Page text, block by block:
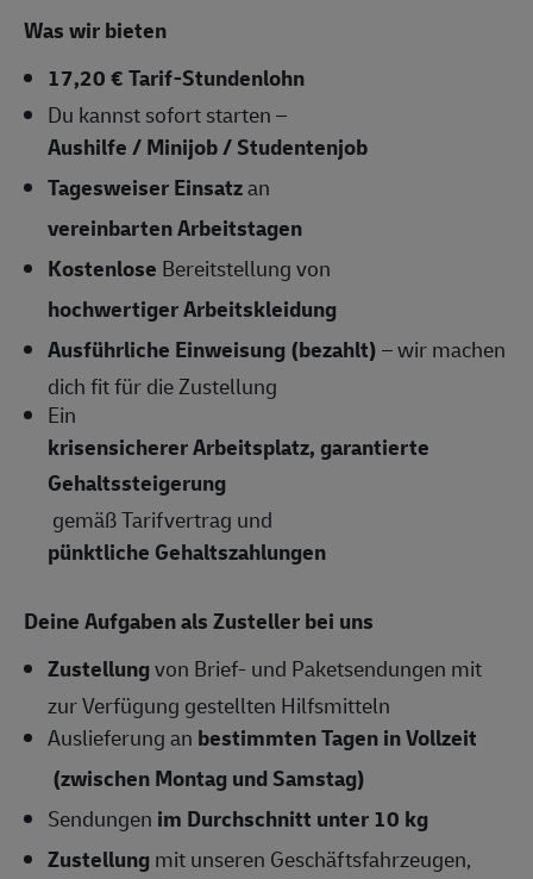
Was wir bieten
17,20 € Tarif-Stundenlohn
Du kannst sofort starten –
Aushilfe / Minijob / Studentenjob
Tagesweiser Einsatzan
vereinbarten Arbeitstagen
Kostenlose Bereitstellung von
hochwertiger Arbeitskleidung
Ausführliche Einweisung (bezahlt)– wir machen
dich fit für die Zustellung
Ein
krisensicherer Arbeitsplatz, garantierte
Gehaltssteigerung
gemäß Tarifvertrag und
pünktliche Gehaltszahlungen
Deine Aufgaben als Zusteller bei uns
Zustellungvon Brief- und Paketsendungen mit
zur Verfügung gestellten Hilfsmitteln
Auslieferung an bestimmten Tagen in Vollzeit
(zwischen Montag und Samstag)
Sendungen im Durchschnitt unter 10 kg
Zustellungmit unseren Geschäftsfahrzeugen,